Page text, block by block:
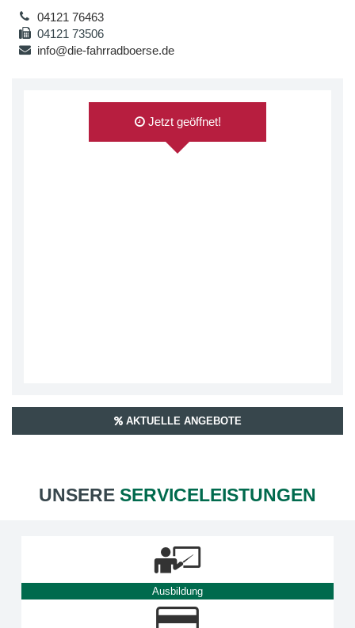
04121 76463
04121 73506
info@die-fahrradboerse.de
Jetzt geöffnet!
AKTUELLE ANGEBOTE
UNSERE SERVICELEISTUNGEN
Ausbildung